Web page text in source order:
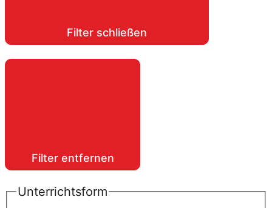
Filter schließen
Filter entfernen
Unterrichtsform